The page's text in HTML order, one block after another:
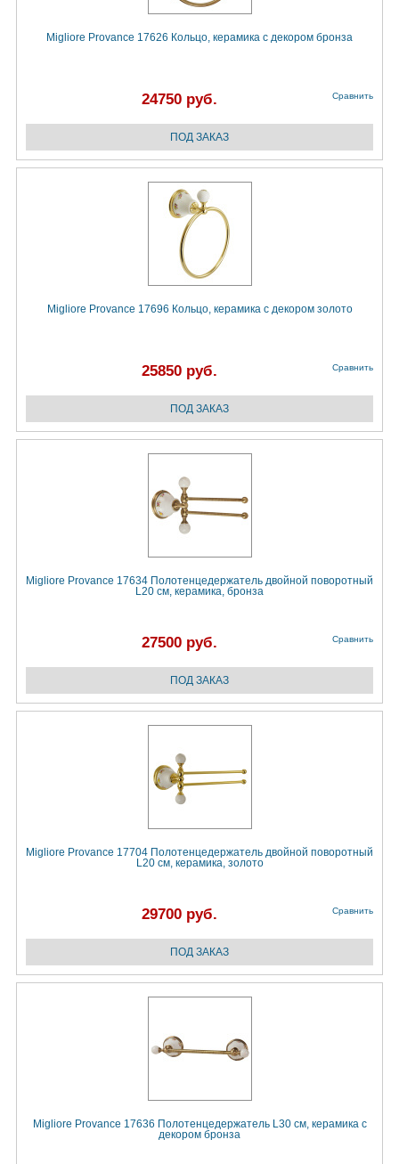
Migliore Provance 17626 Кольцо, керамика с декором бронза
24750 руб. Сравнить
Migliore Provance 17696 Кольцо, керамика с декором золото
25850 руб. Сравнить
Migliore Provance 17634 Полотенцедержатель двойной поворотный
L20 cм, керамика, бронза
27500 руб. Сравнить
Migliore Provance 17704 Полотенцедержатель двойной поворотный
L20 cм, керамика, золото
29700 руб. Сравнить
Migliore Provance 17636 Полотенцедержатель L30 см, керамика с
декором бронза